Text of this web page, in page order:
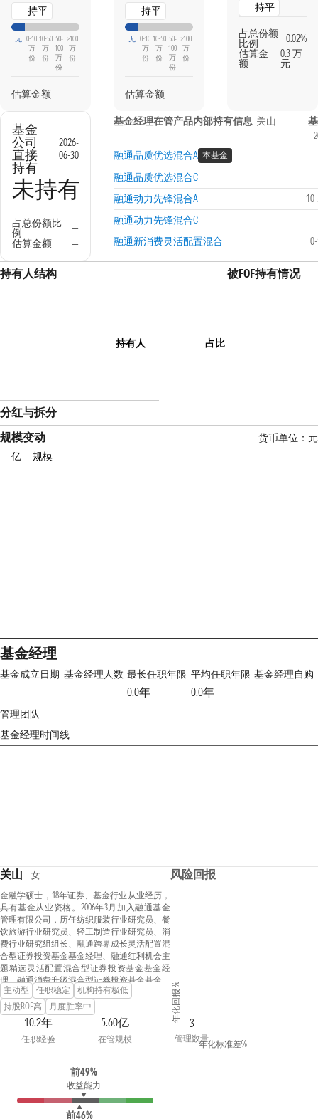
持平
无 0-10
万
份
10-50
万
份
50-
100
万
份
>100
万
份
估算金额 —
持平
无 0-10
万
份
10-50
万
份
50-
100
万
份
>100
万
份
估算金额 —
持平
占总份额
比例
0.02%
估算金
额
0.3 万
元
基金
公司
直接
持有
2026-
06-30
未持有
占总份额比
例
—
估算金额
—
基金经理在管产品内部持有信息 关山
融通品质优选混合A 本基金
融通品质优选混合C
融通动力先锋混合A
融通动力先锋混合C
融通新消费灵活配置混合
持有人结构
持有人 占比
被FOF持有情况
分红与拆分
规模变动
货币单位：元
亿
规模
基金经理
基金成立日期 基金经理人数 最长任职年限
0.0年
平均任职年限
0.0年
基金经理自购
—
管理团队
基金经理时间线
关山 女
金融学硕士，18年证券、基金行业从业经历，
具有基金从业资格。2006年3月加入融通基金
管理有限公司，历任纺织服装行业研究员、餐
饮旅游行业研究员、轻工制造行业研究员、消
费行业研究组组长、融通跨界成长灵活配置混
合型证券投资基金基金经理、融通红利机会主
题精选灵活配置混合型证券投资基金基金经
理、融通消费升级混合型证券投资基金基金经
理、融通互联网传媒灵活配置混合型证券投资
基金基金经理、融通新区域新经济灵活配置混
合型证券投资基金基金经理，现任研究部副总
监、融通新消费灵活配置混合型证券投资基金
基金经理、融通动力先锋混合型证券投资基金
基金经理、融通蓝筹成长证券投资基金基金经
主动型 任职稳定
机构持有极低
持股ROE高
月度胜率中
10.2年
任职经验
5.60亿
在管规模
3
管理数量
前49%
收益能力
前46%
风险回报
年化回报 %
年化标准差%